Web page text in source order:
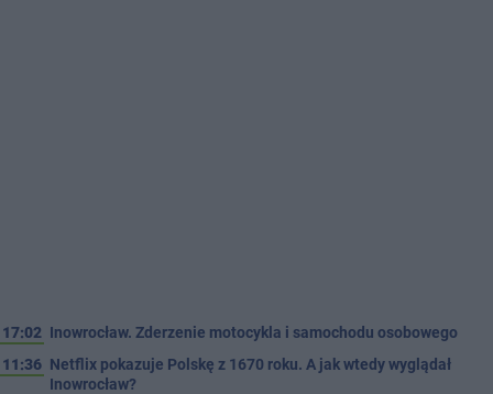
17:02 Inowrocław. Zderzenie motocykla i samochodu osobowego
11:36 Netflix pokazuje Polskę z 1670 roku. A jak wtedy wyglądał
Inowrocław?